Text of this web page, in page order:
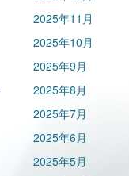
2025年11月
2025年10月
2025年9月
2025年8月
2025年7月
2025年6月
2025年5月